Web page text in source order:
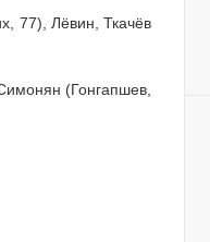
77), Лёвин, Ткачёв
(Гонгапшев,